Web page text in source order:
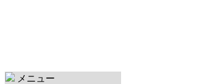
メニュー